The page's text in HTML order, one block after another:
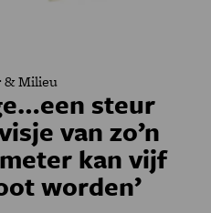
Milieu
steur
van zo’n
kan vijf
worden’